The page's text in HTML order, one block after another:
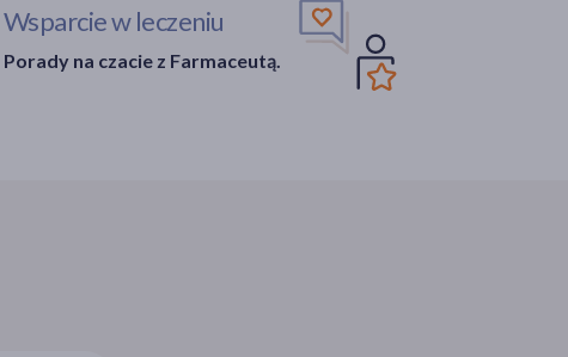
Wsparcie w leczeniu
Porady na czacie z Farmaceutą.